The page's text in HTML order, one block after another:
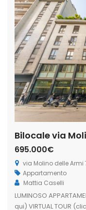
695.000€
via Molino delle Armi
Appartamento
Mattia Caselli
LUMINOSO
qui) VIRTUAL TOUR